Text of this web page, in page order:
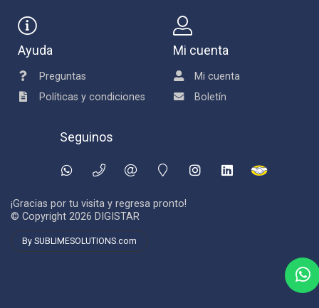
Ayuda
Preguntas
Políticas y condiciones
Mi cuenta
Mi cuenta
Boletín
Seguinos
¡Gracias por tu visita y regresa pronto!
© Copyright 2026 DIGISTAR
By SUBLIMESOLUTIONS.com